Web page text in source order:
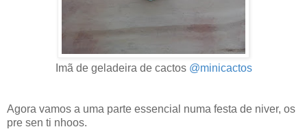
Imã de geladeira de cactos @minicactos
Agora vamos a uma parte essencial numa festa de niver, os
pre sen ti nhoos.